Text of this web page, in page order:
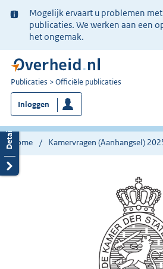
Ter
informatie:
Mogelijk ervaart u problemen
publicaties. We werken aan een
het ongemak.
U
bent
nu
hier:
Publicaties Officiële publicaties
Inloggen
Home Kamervragen (Aanhangsel)